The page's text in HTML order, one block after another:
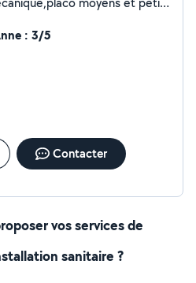
: 3/5
Contacter
vos services de
sanitaire ?